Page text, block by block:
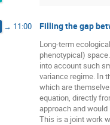
→ 11:00 Filling the gap
Long-term
phenotypical)
into account such
variance regime. In
which are
equation, directly
approach and
This is a joint work